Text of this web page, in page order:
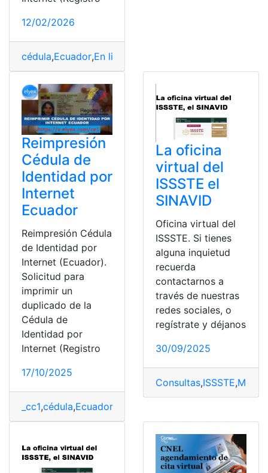
12/02/2026
cédula,Ecuador,En linea
Reimpresión
Cédula de
Identidad por
Internet
Ecuador
Reimpresión Cédula
de Identidad por
Internet (Ecuador).
Solicitud para
imprimir un
duplicado de la
Cédula de
Identidad por
Internet (Registro
17/10/2025
_cc1,cédula,Ecuador
La oficina
virtual del
ISSSTE el
SINAVID
Oficina virtual del
ISSSTE. Si tienes
alguna inquietud
recuerda
contactarnos a
través de nuestras
redes sociales, o
regístrate y déjanos
30/09/2025
Consultas,ISSSTE,